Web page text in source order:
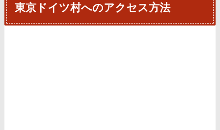
東京ドイツ村へのアクセス方法